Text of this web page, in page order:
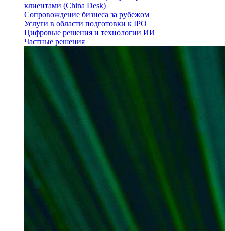
клиентами (China Desk)
Сопровождение бизнеса за рубежом
Услуги в области подготовки к IPO
Цифровые решения и технологии ИИ
Частные решения